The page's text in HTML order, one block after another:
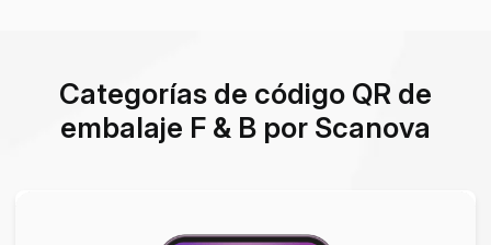
Categorías de código QR de
embalaje F & B por Scanova